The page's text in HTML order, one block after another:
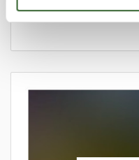
martes 26 de octubre